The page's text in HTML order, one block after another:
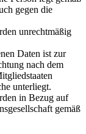
gegen die
unrechtmäßig
Daten ist zur
nach dem
unterliegt.
in Bezug auf
gemäß